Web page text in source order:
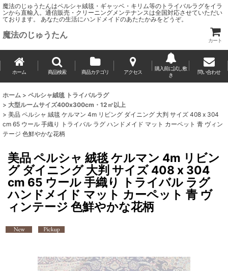
魔法のじゅうたんはペルシャ絨毯・ギャッベ・キリム等のトライバルラグをイラ
ンから直輸入。通信販売・クリーニングメンテナンスは全国対応させていただい
ております。 あなたの生活にハンドメイドのあたたかみをどうぞ。
魔法のじゅうたん
カート
ホーム 商品検索 商品カテゴリ アクセス
購入前に試し敷
き
問い合わせ
ホーム > ペルシャ絨毯 トライバルラグ
> 大型ルームサイズ400x300cm・12㎡以上
> 美品 ペルシャ 絨毯 ケルマン 4m リビング ダイニング 大判 サイズ 408 x 304
cm 65 ウール 手織り トライバル ラグ ハンドメイド マット カーペット 青 ヴィン
テージ 色鮮やかな花柄
美品 ペルシャ 絨毯 ケルマン 4m リビン
グ ダイニング 大判 サイズ 408 x 304
cm 65 ウール 手織り トライバル ラグ
ハンドメイド マット カーペット 青 ヴ
ィンテージ 色鮮やかな花柄